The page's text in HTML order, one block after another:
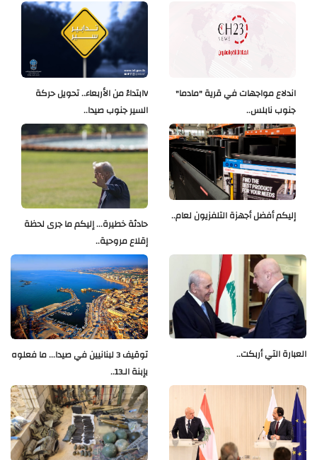
Vابتداءً من الأربعاء.. تحويل حركة
السير جنوب صيدا..
اندلاع مواجهات في قرية "مادما"
جنوب نابلس..
حادثة خطيرة... إليكم ما جرى لحظة
إقلاع مروحية..
إليكم أفضل أجهزة التلفزيون لعام..
توقيف 3 لبنانيين في صيدا... ما فعلوه
بإبنة الـ13..
العبارة التي أربكت..